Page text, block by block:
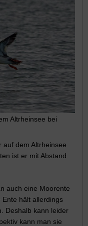
Altrheinsee bei
auf dem Altrheinsee
ist er mit Abstand
auch eine Moorente
hält allerdings
Deshalb kann leider
kann man sie